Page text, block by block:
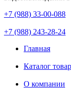
+7 (988) 33-00-088
+7 (988) 243-28-24
Главная
Каталог
О компании